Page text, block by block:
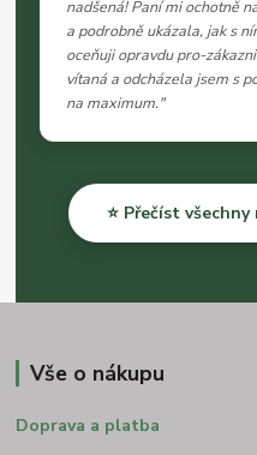
nadšená! Paní mi ochotně
a podrobně ukázala, jak s
oceňuji opravdu pro-
vítaná a odcházela jsem s
na maximum."
⭐ Přečíst
Vše o nákupu
Doprava a platba